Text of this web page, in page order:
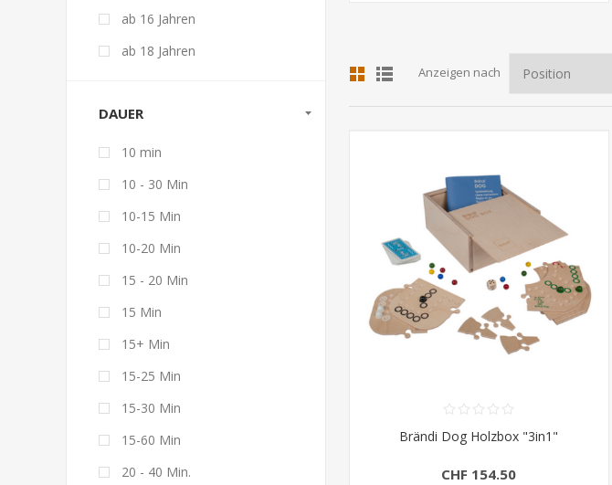
Anzeigen nach
Brändi Dog Holzbox "3in1"
CHF 154.50
ab 16 Jahren
ab 18 Jahren
DAUER
10 min
10 - 30 Min
10-15 Min
10-20 Min
15 - 20 Min
15 Min
15+ Min
15-25 Min
15-30 Min
15-60 Min
20 - 40 Min.